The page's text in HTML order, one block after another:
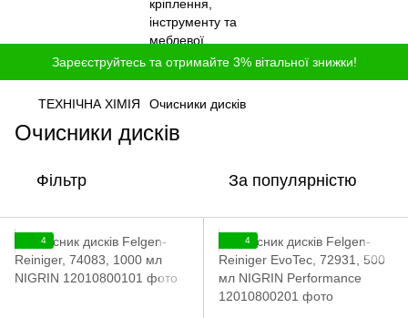
Зареєструйтесь та отримайте 3% вітальної знижки!
ТЕХНІЧНА ХІМІЯ Очисники дисків
Очисники дисків
Фільтр За популярністю
4 4